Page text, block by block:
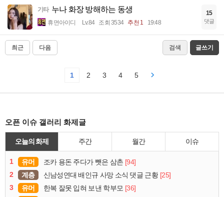
기타 누나 화장 방해하는 동생
휴면아이디 Lv.84 조회 3534 추천 1 19:48
15
댓글
최근 다음 검색 글쓰기
1 2 3 4 5
오픈 이슈 갤러리 화제글
오늘의 화제 주간 월간 이슈
1 유머 조카 용돈 주다가 뺏은 삼촌 [94]
2
계층 신남성연대 배인규 사망 소식 댓글 근황 [25]
3
유머 한복 잘못 입혀 보낸 학부모 [36]